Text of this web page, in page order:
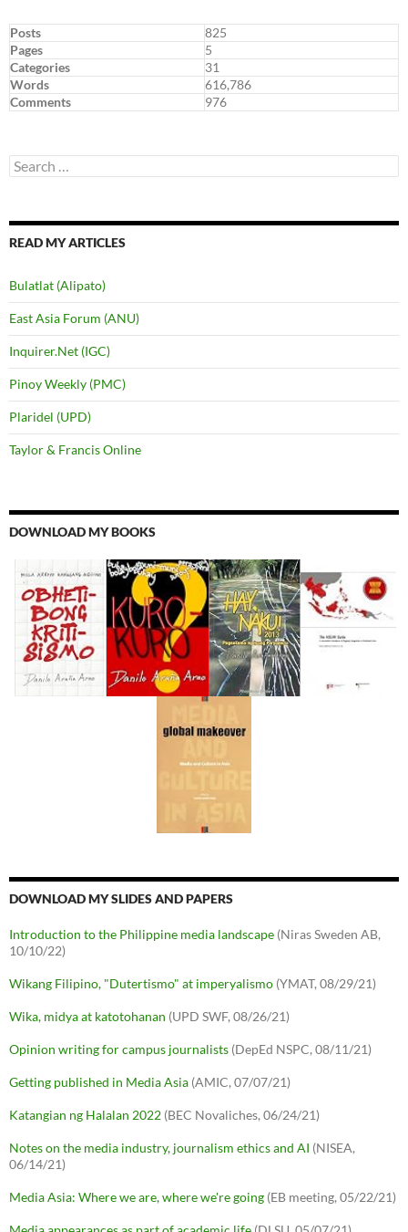
Posts
825
Pages
5
Categories
31
Words
616,786
Comments
976
Search
for:
READ MY ARTICLES
Bulatlat (Alipato)
East Asia Forum (ANU)
Inquirer.Net (IGC)
Pinoy Weekly (PMC)
Plaridel (UPD)
Taylor & Francis Online
DOWNLOAD MY BOOKS
DOWNLOAD MY SLIDES AND PAPERS
Introduction to the Philippine media landscape (Niras Sweden AB,
10/10/22)
Wikang Filipino, "Dutertismo" at imperyalismo (YMAT, 08/29/21)
Wika, midya at katotohanan (UPD SWF, 08/26/21)
Opinion writing for campus journalists (DepEd NSPC, 08/11/21)
Getting published in Media Asia (AMIC, 07/07/21)
Katangian ng Halalan 2022 (BEC Novaliches, 06/24/21)
Notes on the media industry, journalism ethics and AI (NISEA,
06/14/21)
Media Asia: Where we are, where we're going (EB meeting, 05/22/21)